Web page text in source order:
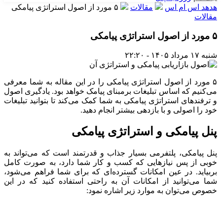
هدهد اس ام اس
مقالات
مقالات
۵ مورد از اصول استراتژی پیامکی
شنبه ۱۷ مرداد ۱۴۰۵ - ۲۲:۲۰
۵ مورد از اصول استراتژی پیامکی را در این مقاله به شما معرفی
می‌کنیم که اساس تبلیغات برمبنای پیامک خواهد بود. یادگیری اصول
و ترفندهای استراتژی پیامکی به شما کمک می‌کند تا بتوانید تبلیغات
خود را اصولی و با بازدهی بیشتر انجام دهید.
پنل پیامکی و استراتژی پیامکی
پنل پیامکی، پلتفرمی بسیار جذاب و قدرتمند است که می‌تواند به
خوبی از پس نیازهایی که کسب و کار شما دارد، به صورت کامل
بربیاید. در عین امکانات گسترده‌ای که برای شما فراهم می‌شود،
شما می‌توانید از امکانات آن به راحتی استفاده کنید که در این
خصوص می‌توان به موارد زیر اشاره نمود: